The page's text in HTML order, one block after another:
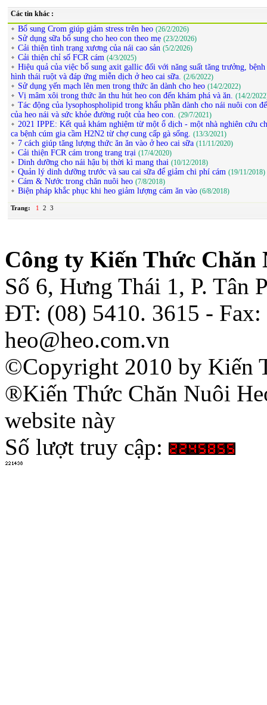
Các tin khác :
Bổ sung Crom giúp giảm stress trên heo (26/2/2026)
Sử dụng sữa bổ sung cho heo con theo mẹ (23/2/2026)
Cải thiện tình trạng xương của nái cao sản (5/2/2026)
Cải thiện chỉ số FCR cám (4/3/2025)
Hiệu quả của việc bổ sung axit gallic đối với năng suất tăng trưởng, bệnh
hình thái ruột và đáp ứng miễn dịch ở heo cai sữa. (2/6/2022)
Sử dụng yến mạch lên men trong thức ăn dành cho heo (14/2/2022)
Vị mâm xôi trong thức ăn thu hút heo con đến khám phá và ăn. (14/2/
Tác động của lysophospholipid trong khẩu phần dành cho nái nuôi con
của heo nái và sức khỏe đường ruột của heo con. (29/7/2021)
2021 IPPE: Kết quả khám nghiệm từ một ổ dịch - một nhà nghiên cứu
ca bệnh cúm gia cầm H2N2 từ chợ cung cấp gà sống. (13/3/2021)
7 cách giúp tăng lượng thức ăn ăn vào ở heo cai sữa (11/11/2020)
Cải thiện FCR cám trong trang trại (17/4/2020)
Dinh dưỡng cho nái hậu bị thời kì mang thai (10/12/2018)
Quản lý dinh dưỡng trước và sau cai sữa để giảm chi phí cám (19/11/2018)
Cám & Nước trong chăn nuôi heo (7/8/2018)
Biện pháp khắc phục khi heo giảm lượng cám ăn vào (6/8/2018)
Trang: 1 2 3
Công ty Kiến Thức Chăn
Số 6, Hưng Thái 1, P. Tân
ĐT: (08) 5410. 3615 -
heo@heo.com.vn
©Copyright 2010 by Kiến
®Kiến Thức Chăn Nuôi
website này
Số lượt truy cập: